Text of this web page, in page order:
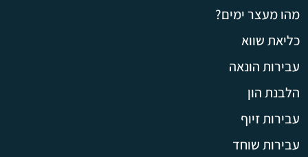
מהו מעצר ימים?
כליאת שווא
עבירות הונאה
הלבנת הון
עבירות זיוף
עבירות שוחד